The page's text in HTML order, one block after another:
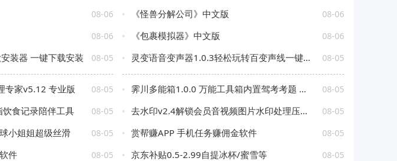
08-06 《怪兽分解公司》中文版 08-06
08-06 《包裹模拟器》中文版 08-06
装器 一键下载安装 08-05 灵变语音变声器1.0.3轻松玩转百变声线一键变声 08-05
专家v5.12 专业版 08-05 霁川多能箱1.0.0 万能工具箱内置驾考考题 去水印等功能 08-05
食记录陪伴工具 08-05 去水印v2.4解锁会员音视频图片水印处理压缩工具 08-05
小姐姐超级丝滑 08-05 赏帮赚APP 手机任务赚佣金软件 08-05
件 08-05 京东补贴0.5-2.99自提冰杯/蜜雪等 08-05